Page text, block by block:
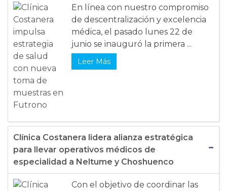
En línea con nuestro compromiso
de descentralización y excelencia
médica, el pasado lunes 22 de
junio se inauguró la primera ...
Leer Más
Clínica Costanera lidera alianza estratégica
para llevar operativos médicos de
especialidad a Neltume y Choshuenco
Con el objetivo de coordinar las